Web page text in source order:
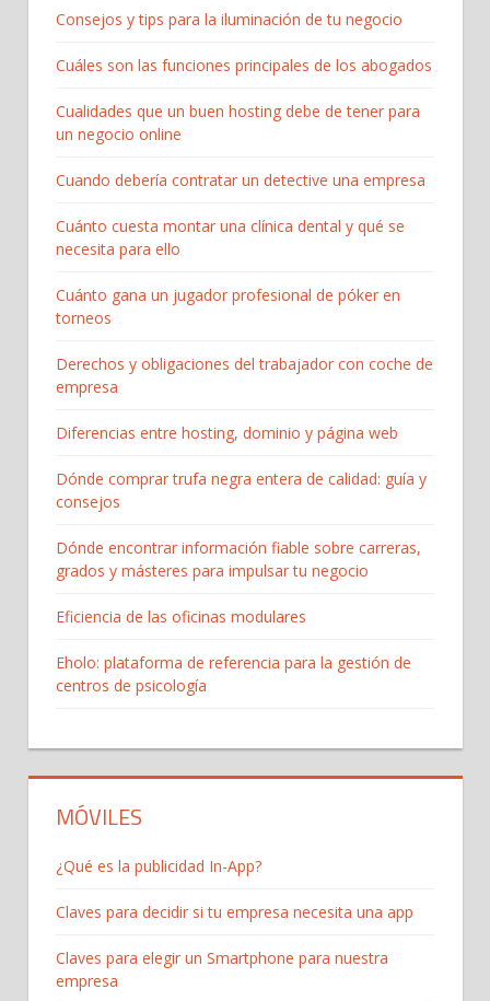
Consejos y tips para la iluminación de tu negocio
Cuáles son las funciones principales de los abogados
Cualidades que un buen hosting debe de tener para
un negocio online
Cuando debería contratar un detective una empresa
Cuánto cuesta montar una clínica dental y qué se
necesita para ello
Cuánto gana un jugador profesional de póker en
torneos
Derechos y obligaciones del trabajador con coche de
empresa
Diferencias entre hosting, dominio y página web
Dónde comprar trufa negra entera de calidad: guía y
consejos
Dónde encontrar información fiable sobre carreras,
grados y másteres para impulsar tu negocio
Eficiencia de las oficinas modulares
Eholo: plataforma de referencia para la gestión de
centros de psicología
MÓVILES
¿Qué es la publicidad In-App?
Claves para decidir si tu empresa necesita una app
Claves para elegir un Smartphone para nuestra
empresa